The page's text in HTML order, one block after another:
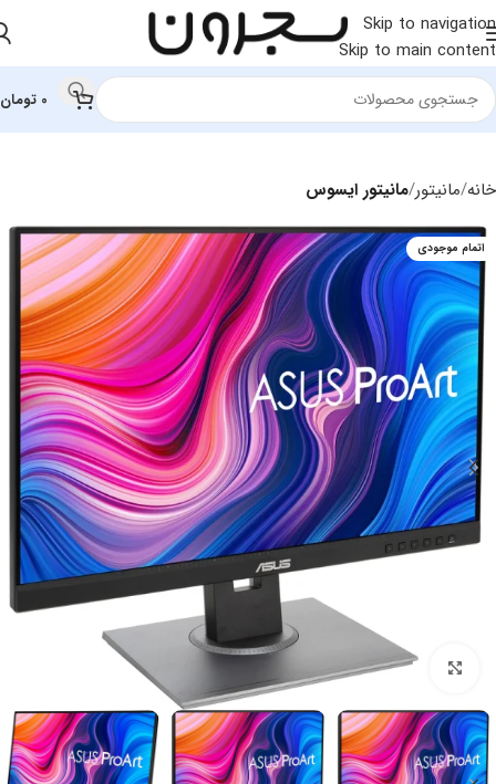
Skip to navigation
Skip to main content
0 تومان
خانه مانیتور مانیتور ایسوس
اتمام موجودی
بزرگنمایی تصویر